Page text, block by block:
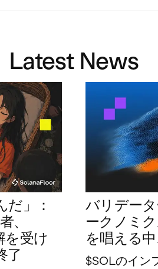
Latest News
だ」：
、
を受け
了
バリデー
ークノミ
を唱える
$SOLのイン